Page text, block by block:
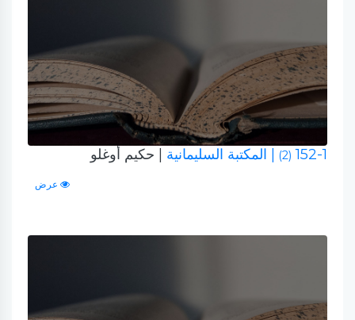
152-1
(2) | المكتبة السليمانية | حكيم أوغلو
عرض